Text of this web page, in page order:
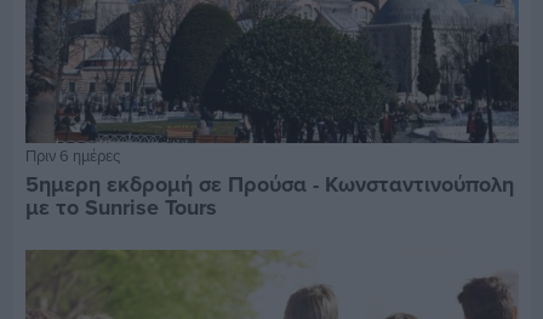
Πριν 6 ημέρες
5ημερη εκδρομή σε Προύσα - Κωνσταντινούπολη
με το Sunrise Tours